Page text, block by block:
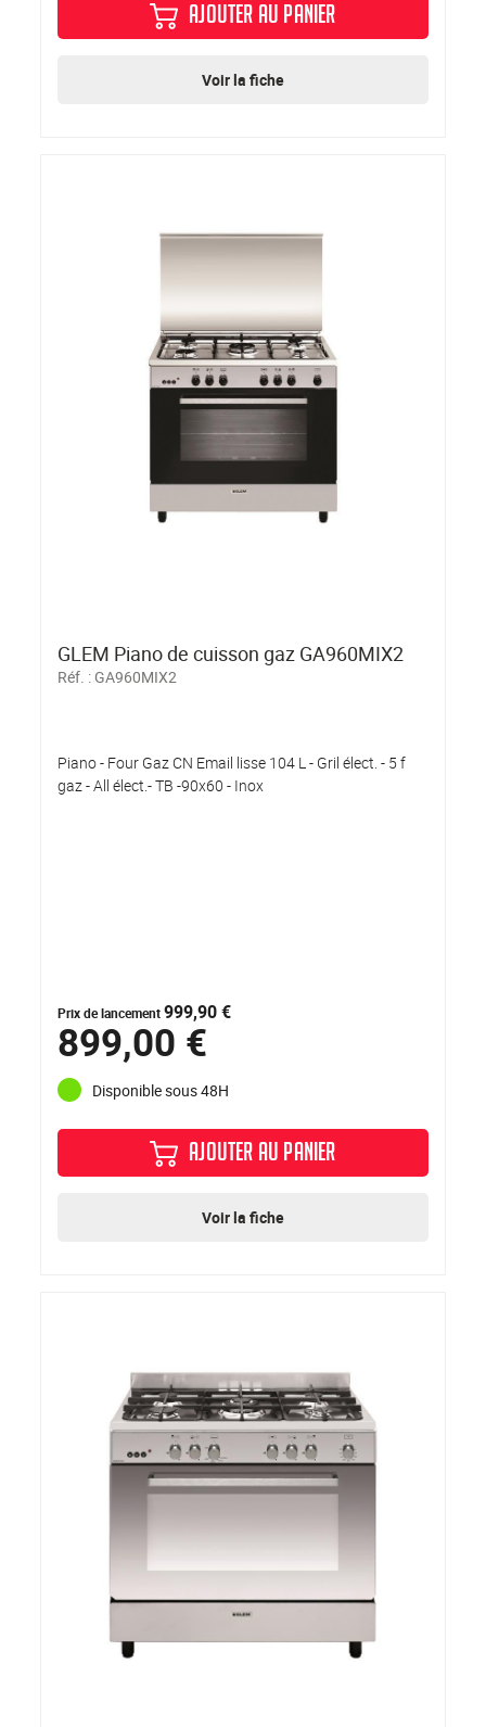
AJOUTER AU PANIER
Voir la fiche
GLEM Piano de cuisson gaz GA960MIX2
Réf. : GA960MIX2
Piano - Four Gaz CN Email lisse 104 L - Gril élect. - 5 f
gaz - All élect.- TB -90x60 - Inox
Prix de lancement999,90 €
899,00 €
Disponible sous 48H
AJOUTER AU PANIER
Voir la fiche